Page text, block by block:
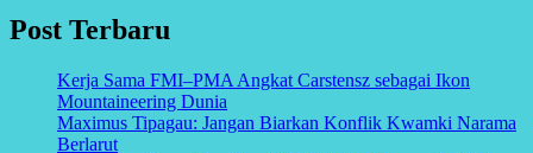
Post Terbaru
Kerja Sama FMI–PMA Angkat Carstensz sebagai Ikon
Mountaineering Dunia
Maximus Tipagau: Jangan Biarkan Konflik Kwamki Narama
Berlarut